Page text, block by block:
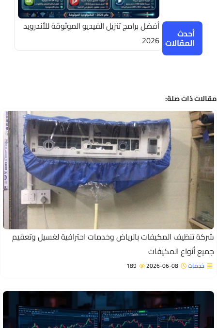
المقالات
أفضل برامج تنزيل الفيديو الموثوقة للأندرويد
2026
ذات صلة:
المكيفات بالرياض وخدمات احترافية لغسيل وتعقيم
المكيفات
2026-06-08
189